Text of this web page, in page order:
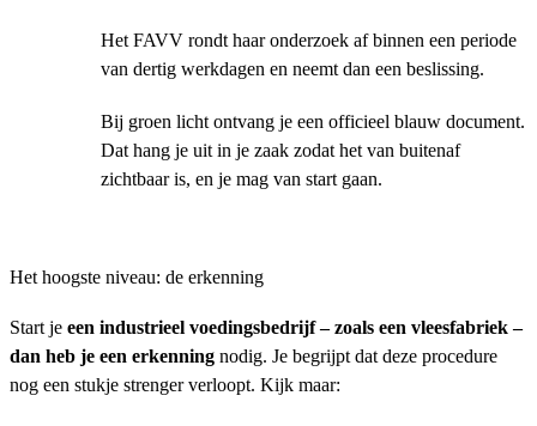
Het FAVV rondt haar onderzoek af binnen een periode
van dertig werkdagen en neemt dan een beslissing.
Bij groen licht ontvang je een officieel blauw document.
Dat hang je uit in je zaak zodat het van buitenaf
zichtbaar is, en je mag van start gaan.
Het hoogste niveau: de erkenning
Start je een industrieel voedingsbedrijf – zoals een vleesfabriek –
dan heb je een erkenning nodig. Je begrijpt dat deze procedure
nog een stukje strenger verloopt. Kijk maar: